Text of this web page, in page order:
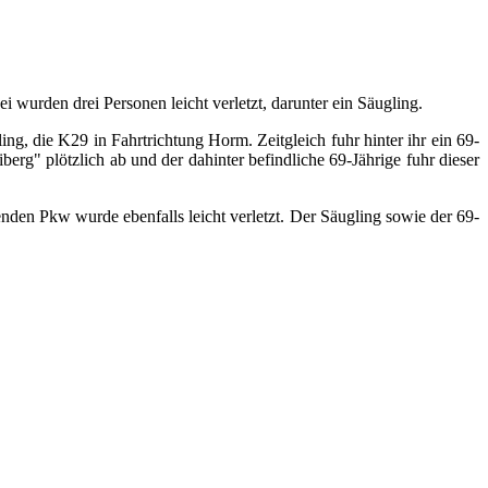
drei Personen leicht verletzt, darunter ein Säugling.
die K29 in Fahrtrichtung Horm. Zeitgleich fuhr hinter ihr ein 69-
plötzlich ab und der dahinter befindliche 69-Jährige fuhr dieser
Pkw wurde ebenfalls leicht verletzt. Der Säugling sowie der 69-